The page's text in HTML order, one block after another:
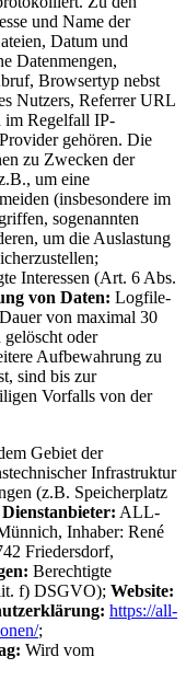
und Name der
Datum und
Datenmengen,
Browsertyp nebst
Nutzers, Referrer URL
im Regelfall IP-
gehören. Die
zu Zwecken der
um eine
(insbesondere im
sogenannten
um die Auslastung
Interessen (Art. 6 Abs.
von Daten: Logfile-
von maximal 30
gelöscht oder
Aufbewahrung zu
sind bis zur
Vorfalls von der
Gebiet der
Infrastruktur
(z.B. Speicherplatz
Dienstanbieter: ALL-
Inhaber: René
Friedersdorf,
Berechtigte
f) DSGVO); Website:
https://all-
;
Wird vom